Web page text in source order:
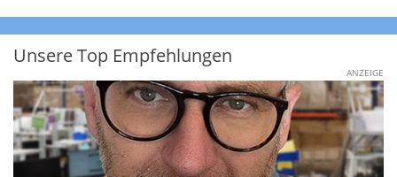
Unsere Top Empfehlungen
ANZEIGE